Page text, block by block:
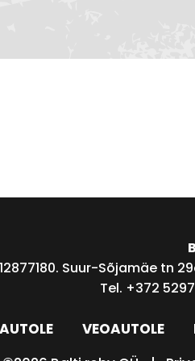
Suur-Sõjamäe tn
Tel. +372
VEOAUTOLE